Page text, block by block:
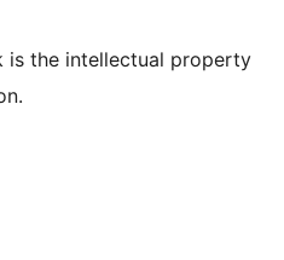
is the intellectual property